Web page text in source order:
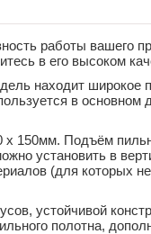
работы вашего
в его высоком
находит широкое
в основном
х 150мм. Подъём
установить в
(для которых
устойчивой
полотна,